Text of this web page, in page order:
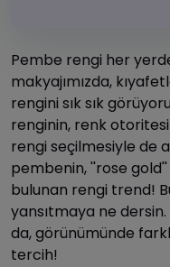
Pembe rengi her
makyajımızda,
rengini sık sık
renginin, renk
rengi seçilmesiyle de
pembenin, ''rose gold''
bulunan rengi trend!
yansıtmaya ne
da, görünümünde
tercih!